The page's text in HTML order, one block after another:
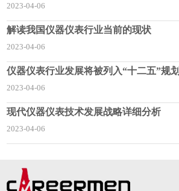
2023-04-06
解读我国仪器仪表行业当前的现状
2023-04-06
仪器仪表行业发展将被列入“十二五”规划
2023-04-06
现代仪器仪表技术发展战略详细分析
2023-04-06